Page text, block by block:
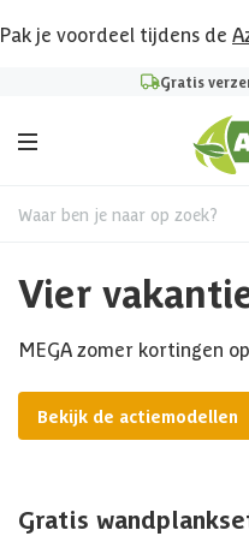
Pak je voordeel tijdens de
Gratis
Waar ben je naar op zoek?
Vier
MEGA zomer kortingen
Bekijk de actiemodellen
Gratis